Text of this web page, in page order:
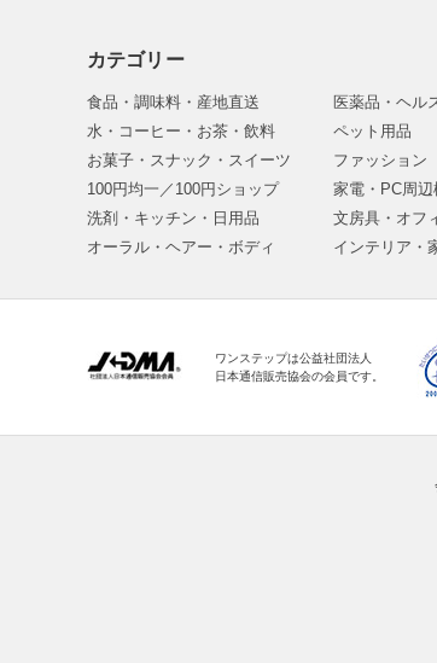
カテゴリー
食品・調味料・産地直送
水・コーヒー・お茶・飲料
お菓子・スナック・スイーツ
100円均一／100円ショップ
洗剤・キッチン・日用品
オーラル・ヘアー・ボディ
医薬品・ヘル
ペット用品
ファッション
家電・PC周辺
文房具・オフ
インテリア・
ワンステップは公益社団法人
日本通信販売協会の会員です。